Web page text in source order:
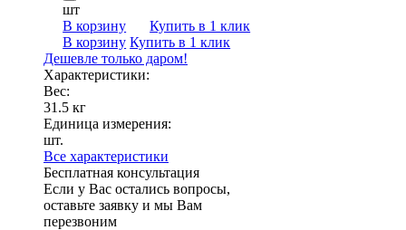
шт
В корзину
Купить в 1 клик
В корзину Купить в 1 клик
Дешевле только даром!
Характеристики:
Вес:
31.5 кг
Единица измерения:
шт.
Все характеристики
Бесплатная консультация
Если у Вас остались вопросы,
оставьте заявку и мы Вам
перезвоним